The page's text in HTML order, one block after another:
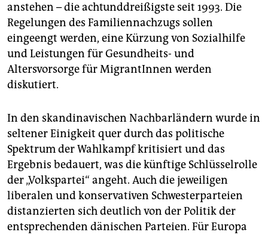
anstehen – die achtunddreißigste seit 1993. Die
Regelungen des Familiennachzugs sollen
eingeengt werden, eine Kürzung von Sozialhilfe
und Leistungen für Gesundheits- und
Altersvorsorge für MigrantInnen werden
diskutiert.
In den skandinavischen Nachbarländern wurde in
seltener Einigkeit quer durch das politische
Spektrum der Wahlkampf kritisiert und das
Ergebnis bedauert, was die künftige Schlüsselrolle
der „Volkspartei“ angeht. Auch die jeweiligen
liberalen und konservativen Schwesterparteien
distanzierten sich deutlich von der Politik der
entsprechenden dänischen Parteien. Für Europa